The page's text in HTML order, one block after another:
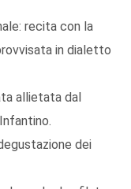
recita con la
in dialetto
allietata dal
dei